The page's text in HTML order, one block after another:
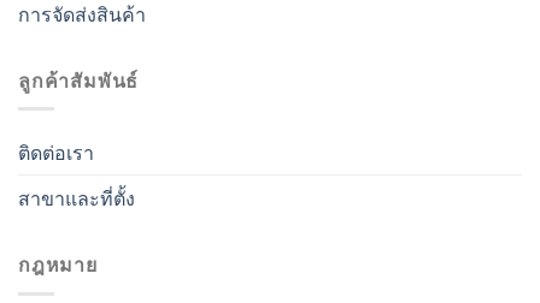
การจัดส่งสินค้า
ลูกค้าสัมพันธ์
ติดต่อเรา
สาขาและที่ตั้ง
กฎหมาย